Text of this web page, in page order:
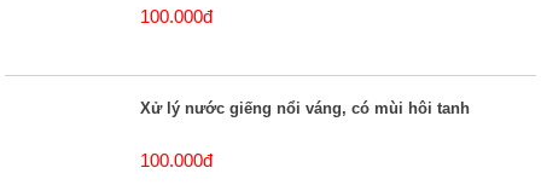
100.000đ
Xử lý nước giếng nổi váng, có mùi hôi tanh
100.000đ